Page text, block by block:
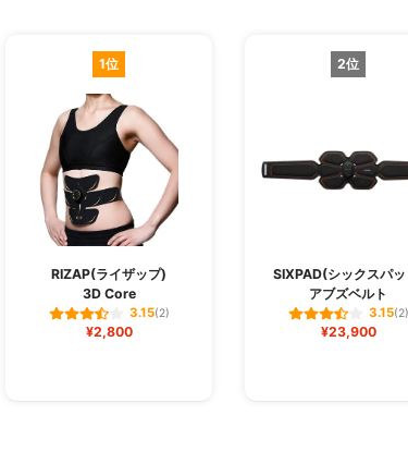
1位
RIZAP(ライザップ)
3D Core
3.15(2)
¥2,800
2位
SIXPAD(シックスパ
アブズベルト
3.15(2)
¥23,900